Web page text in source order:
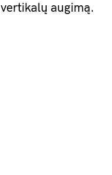
vertikalų augimą.